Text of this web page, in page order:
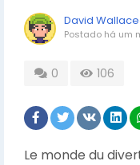
David
Postado há um
0 106
Le monde du